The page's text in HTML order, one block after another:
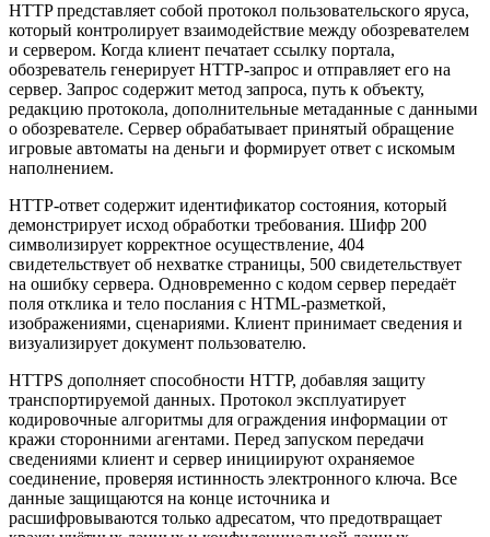
HTTP представляет собой протокол пользовательского яруса,
который контролирует взаимодействие между обозревателем
и сервером. Когда клиент печатает ссылку портала,
обозреватель генерирует HTTP-запрос и отправляет его на
сервер. Запрос содержит метод запроса, путь к объекту,
редакцию протокола, дополнительные метаданные с данными
о обозревателе. Сервер обрабатывает принятый обращение
игровые автоматы на деньги и формирует ответ с искомым
наполнением.
HTTP-ответ содержит идентификатор состояния, который
демонстрирует исход обработки требования. Шифр 200
символизирует корректное осуществление, 404
свидетельствует об нехватке страницы, 500 свидетельствует
на ошибку сервера. Одновременно с кодом сервер передаёт
поля отклика и тело послания с HTML-разметкой,
изображениями, сценариями. Клиент принимает сведения и
визуализирует документ пользователю.
HTTPS дополняет способности HTTP, добавляя защиту
транспортируемой данных. Протокол эксплуатирует
кодировочные алгоритмы для ограждения информации от
кражи сторонними агентами. Перед запуском передачи
сведениями клиент и сервер инициируют охраняемое
соединение, проверяя истинность электронного ключа. Все
данные защищаются на конце источника и
расшифровываются только адресатом, что предотвращает